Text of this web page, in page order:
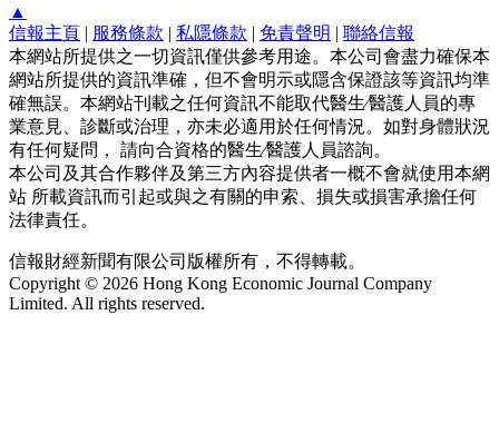
▲
信報主頁 | 服務條款 | 私隱條款 | 免責聲明 | 聯絡信報
本網站所提供之一切資訊僅供參考用途。本公司會盡力確保本
網站所提供的資訊準確，但不會明示或隱含保證該等資訊均準
確無誤。本網站刊載之任何資訊不能取代醫生∕醫護人員的專
業意見、診斷或治理，亦未必適用於任何情況。如對身體狀況
有任何疑問， 請向合資格的醫生∕醫護人員諮詢。
本公司及其合作夥伴及第三方內容提供者一概不會就使用本網
站 所載資訊而引起或與之有關的申索、損失或損害承擔任何
法律責任。
信報財經新聞有限公司版權所有，不得轉載。
Copyright © 2026 Hong Kong Economic Journal Company
Limited. All rights reserved.